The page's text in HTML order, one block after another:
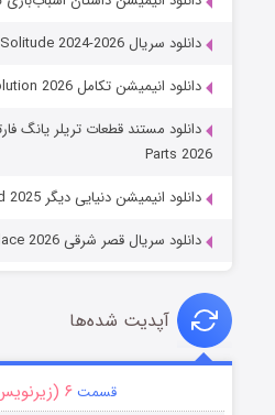
دانلود سریال One Hundred Years of Solitude 2024-2026
دانلود انیمیشن تکامل Evolution 2026
Parts 2026
دانلود انیمیشن دنیایی دیگر Another World 2025
دانلود سریال قصر شرقی The East Palace 2026
آپدیت شده‌ها
قسمت ۶ (زیرنویس)